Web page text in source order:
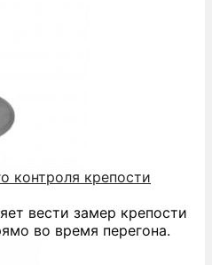
контроля крепости
вести замер крепости
во время перегона.